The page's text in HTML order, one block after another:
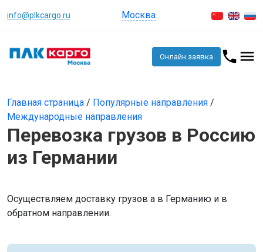
info@plkcargo.ru Москва
Онлайн заявка
Главная страница / Популярные направления /
Международные направления
Перевозка грузов в Россию
из Германии
Осуществляем доставку грузов а в Германию и в
обратном направлении.